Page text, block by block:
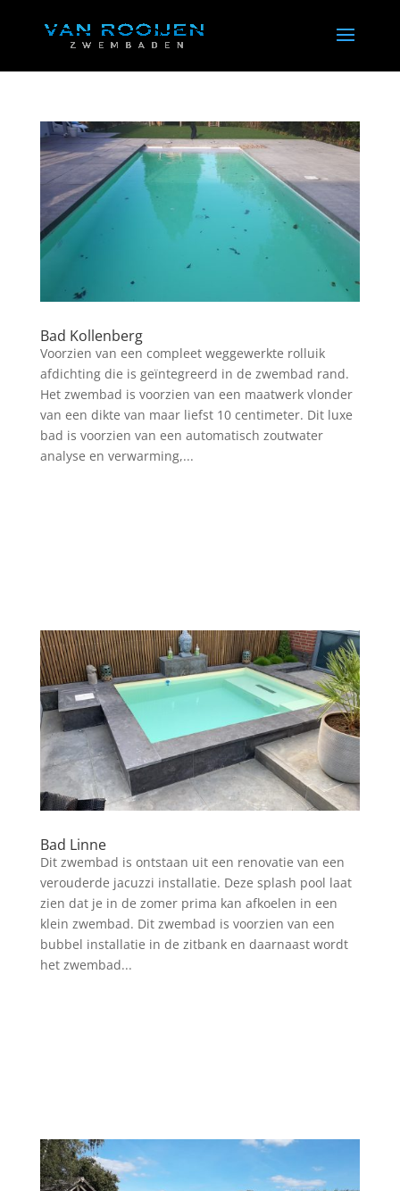
Bad Kollenberg
Voorzien van een compleet weggewerkte rolluik
afdichting die is geïntegreerd in de zwembad rand.
Het zwembad is voorzien van een maatwerk vlonder
van een dikte van maar liefst 10 centimeter. Dit luxe
bad is voorzien van een automatisch zoutwater
analyse en verwarming,...
Bad Linne
Dit zwembad is ontstaan uit een renovatie van een
verouderde jacuzzi installatie. Deze splash pool laat
zien dat je in de zomer prima kan afkoelen in een
klein zwembad. Dit zwembad is voorzien van een
bubbel installatie in de zitbank en daarnaast wordt
het zwembad...